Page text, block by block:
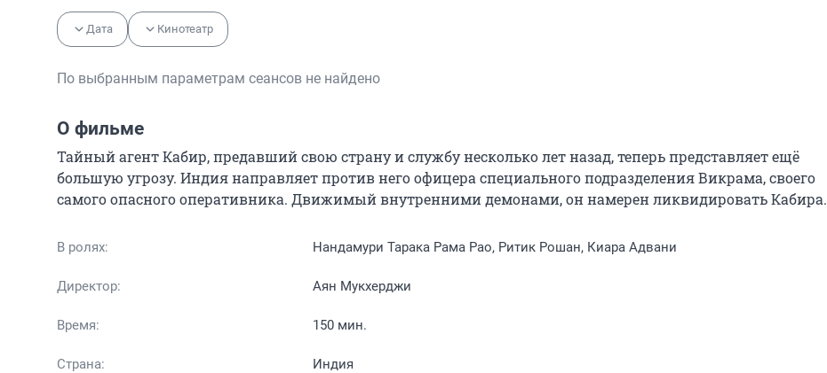
Дата Кинотеатр
По выбранным параметрам сеансов не найдено
О фильме
Тайный агент Кабир, предавший свою страну и службу несколько лет назад, теперь представляет ещё
большую угрозу. Индия направляет против него офицера специального подразделения Викрама, своего
самого опасного оперативника. Движимый внутренними демонами, он намерен ликвидировать Кабира.
В ролях: Нандамури Тарака Рама Рао, Ритик Рошан, Киара Адвани
Директор: Аян Мукхерджи
Время: 150 мин.
Страна: Индия